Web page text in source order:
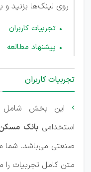
روی لینک‌ها بزنید و
تجربیات کاربران
پیشنهاد مطالعه
تجربیات کاربران

این بخش شامل
استخدامی بانک
صنعتی می‌باشد. شما
متن کامل تجربیات را